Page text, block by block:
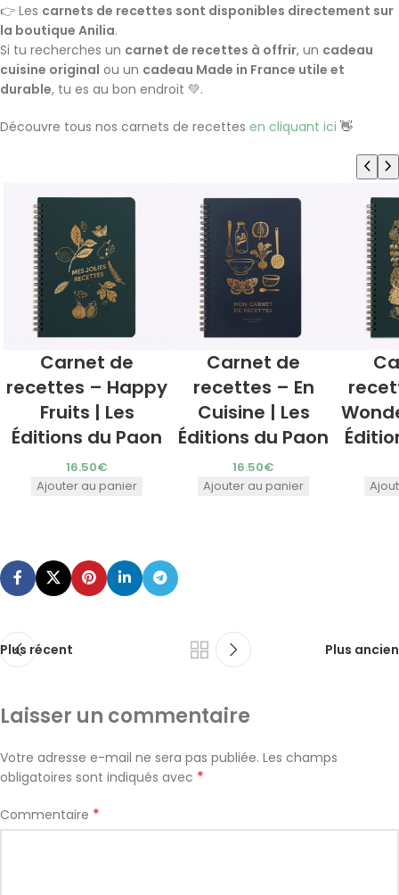
👉 Les carnets de recettes sont disponibles directement sur
la boutique Anilia.
Si tu recherches un carnet de recettes à offrir, un cadeau
cuisine original ou un cadeau Made in France utile et
durable, tu es au bon endroit 💚.
Découvre tous nos carnets de recettes en cliquant ici 👋
Carnet de
recettes – Happy
Fruits | Les
Éditions du Paon
16.50€
Ajouter au panier
Carnet de
recettes – En
Cuisine | Les
Éditions du Paon
16.50€
Ajouter au panier
Plus récent Plus ancien
Laisser un commentaire
Votre adresse e-mail ne sera pas publiée. Les champs
obligatoires sont indiqués avec *
Commentaire *